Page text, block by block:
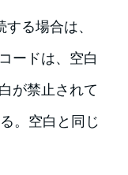
る場合は、
ードは、空白
が禁止されて
。空白と同じ